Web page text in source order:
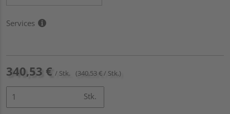
Services
340,53 € / Stk. (340,53 € / Stk.)
Stk.